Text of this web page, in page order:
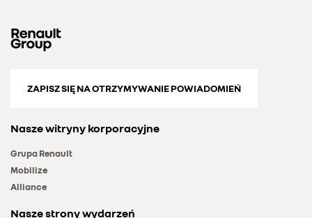
ZAPISZ SIĘ NA OTRZYMYWANIE POWIADOMIEŃ
Nasze witryny korporacyjne
Grupa Renault
Mobilize
Alliance
Nasze strony wydarzeń